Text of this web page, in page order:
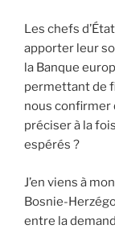
Les chefs
apporter leur
la Banque
permettant de
nous confirmer
préciser à la
espérés ?
J’en viens à
Bosnie-
entre la